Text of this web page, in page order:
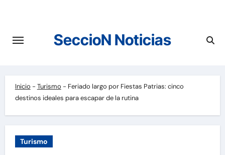
contenido
SeccioN Noticias
Inicio - Turismo - Feriado largo por Fiestas Patrias: cinco
destinos ideales para escapar de la rutina
Turismo